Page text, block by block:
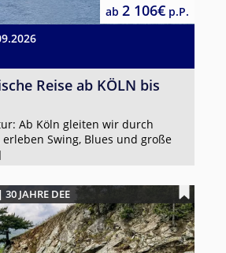
ab 2 106€ p.P.
Reise ab KÖLN bis
Ab Köln gleiten wir durch
Swing, Blues und große
JAHRE DEE